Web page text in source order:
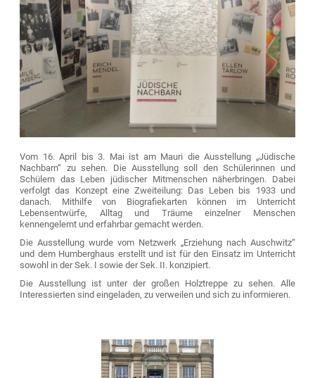
Vom 16. April bis 3. Mai ist am Mauri die Ausstellung „Jüdische
Nachbarn“ zu sehen. Die Ausstellung soll den Schülerinnen und
Schülern das Leben jüdischer Mitmenschen näherbringen. Dabei
verfolgt das Konzept eine Zweiteilung: Das Leben bis 1933 und
danach. Mithilfe von Biografiekarten können im Unterricht
Lebensentwürfe, Alltag und Träume einzelner Menschen
kennengelernt und erfahrbar gemacht werden.
Die Ausstellung wurde vom Netzwerk „Erziehung nach Auschwitz“
und dem Humberghaus erstellt und ist für den Einsatz im Unterricht
sowohl in der Sek. I sowie der Sek. II. konzipiert.
Die Ausstellung ist unter der großen Holztreppe zu sehen. Alle
Interessierten sind eingeladen, zu verweilen und sich zu informieren.